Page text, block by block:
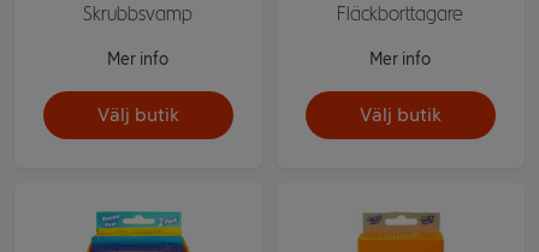
Skrubbsvamp
Mer info
Välj butik
Fläckborttagare
Mer info
Välj butik